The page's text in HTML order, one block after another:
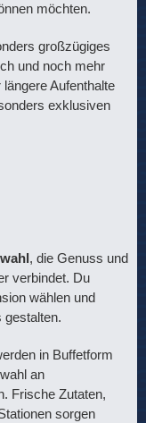
möchten.
großzügiges
und noch mehr
Aufenthalte
exklusiven
, die Genuss und
verbindet. Du
wählen und
gestalten.
in Buffetform
an
Frische Zutaten,
sorgen